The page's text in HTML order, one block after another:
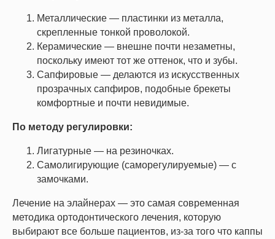
Металлические — пластинки из металла,
скрепленные тонкой проволокой.
Керамические — внешне почти незаметны,
поскольку имеют тот же оттенок, что и зубы.
Сапфировые — делаются из искусственных
прозрачных сапфиров, подобные брекеты
комфортные и почти невидимые.
По методу регулировки:
Лигатурные — на резиночках.
Самолигирующие (саморегулируемые) — с
замочками.
Лечение на элайнерах — это самая современная
методика ортодонтического лечения, которую
выбирают все больше пациентов, из-за того что каппы